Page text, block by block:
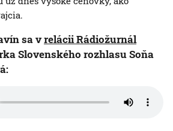
sa vrelácii Rádiožurnál
Slovenského rozhlasu Soňa